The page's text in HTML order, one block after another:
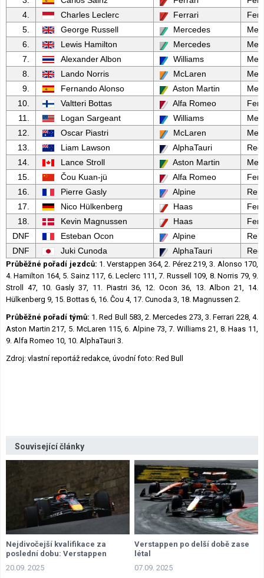
4.
Charles Leclerc Ferrari
5.
George Russell Mercedes
6.
Lewis Hamilton Mercedes
7.
Alexander Albon Williams
8.
Lando Norris McLaren
9.
Fernando Alonso Aston Martin
10.
Valtteri Bottas Alfa Romeo
11.
Logan Sargeant Williams
12.
Oscar Piastri McLaren
13.
Liam Lawson AlphaTauri
14.
Lance Stroll Aston Martin
15.
Čou Kuan-jü Alfa Romeo
16.
Pierre Gasly Alpine
17.
Nico Hülkenberg Haas
18.
Kevin Magnussen Haas
DNF
Esteban Ocon Alpine
DNF
Juki Cunoda AlphaTauri
Průběžné pořadí jezdců: 1. Verstappen 364, 2. Pérez 219, 3. Alonso 170,
4. Hamilton 164, 5. Sainz 117, 6. Leclerc 111, 7. Russell 109, 8. Norris 79, 9.
Stroll 47, 10. Gasly 37, 11. Piastri 36, 12. Ocon 36, 13. Albon 21, 14.
Hülkenberg 9, 15. Bottas 6, 16. Čou 4, 17. Cunoda 3, 18. Magnussen 2.
Průběžné pořadí týmů: 1. Red Bull 583, 2. Mercedes 273, 3. Ferrari 228, 4.
Aston Martin 217, 5. McLaren 115, 6. Alpine 73, 7. Williams 21, 8. Haas 11,
9. Alfa Romeo 10, 10. AlphaTauri 3.
Zdroj: vlastní reportáž redakce, úvodní foto: Red Bull
Související články
Nejdivočejší kvalifikace za
poslední dobu: Verstappen
vítězný před Sainzem, Piastri ve
zdi
20.09. 2025
Verstappen po delší době zase
létal
07.09. 2025